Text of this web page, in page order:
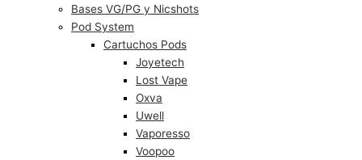
Bases VG/PG y Nicshots
Pod System
Cartuchos Pods
Joyetech
Lost Vape
Oxva
Uwell
Vaporesso
Voopoo